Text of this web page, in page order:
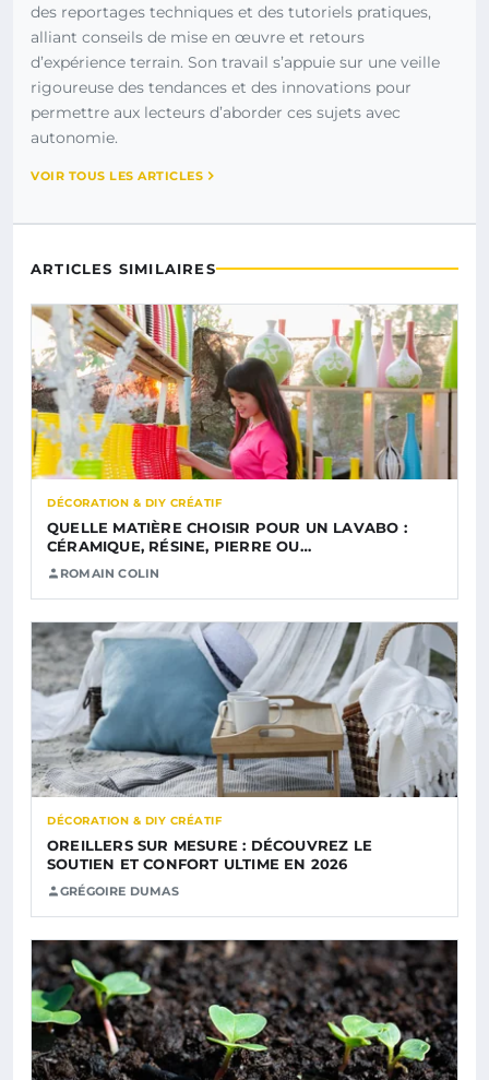
des reportages techniques et des tutoriels pratiques,
alliant conseils de mise en œuvre et retours
d’expérience terrain. Son travail s’appuie sur une veille
rigoureuse des tendances et des innovations pour
permettre aux lecteurs d’aborder ces sujets avec
autonomie.
VOIR TOUS LES ARTICLES
ARTICLES SIMILAIRES
DÉCORATION & DIY CRÉATIF
QUELLE MATIÈRE CHOISIR POUR UN LAVABO :
CÉRAMIQUE, RÉSINE, PIERRE OU…
ROMAIN COLIN
DÉCORATION & DIY CRÉATIF
OREILLERS SUR MESURE : DÉCOUVREZ LE
SOUTIEN ET CONFORT ULTIME EN 2026
GRÉGOIRE DUMAS